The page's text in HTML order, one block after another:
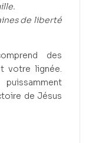
de liberté
des
votre lignée.
de Jésus